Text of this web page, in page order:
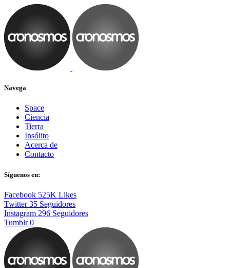
Navega
Space
Ciencia
Tierra
Insólito
Acerca de
Contacto
Síguenos en:
Facebook 525K Likes
Twitter 35 Seguidores
Instagram 296 Seguidores
Tumblr 0